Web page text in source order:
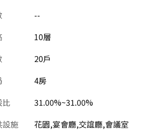
--
10層
20戶
4房
比
31.00%~31.00%
設施 花園,宴會廳,交誼廳,會議室